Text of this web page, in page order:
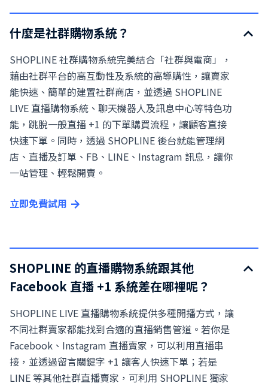
什麼是社群購物系統？
SHOPLINE 社群購物系統完美結合「社群與電商」，
藉由社群平台的高互動性及系統的高導購性，讓賣家
能快速、簡單的建置社群商店，並透過 SHOPLINE
LIVE 直播購物系統、聊天機器人及訊息中心等特色功
能，跳脫一般直播 +1 的下單購買流程，讓顧客直接
快速下單。同時，透過 SHOPLINE 後台就能管理網
店、直播及訂單、FB、LINE、Instagram 訊息，讓你
一站管理、輕鬆開賣。
立即免費試用
SHOPLINE 的直播購物系統跟其他
Facebook 直播 +1 系統差在哪裡呢？
SHOPLINE LIVE 直播購物系統提供多種開播方式，讓
不同社群賣家都能找到合適的直播銷售管道。若你是
Facebook、Instagram 直播賣家，可以利用直播串
接，並透過留言關鍵字 +1 讓客人快速下單；若是
LINE 等其他社群直播賣家，可利用 SHOPLINE 獨家